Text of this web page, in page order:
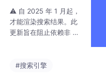
份！
⚠️ 自 2025 年 1 月起，
才能渲染搜索结果。此
更新旨在阻止依赖非 Ja
具。因此，使用 Google
#搜索引擎